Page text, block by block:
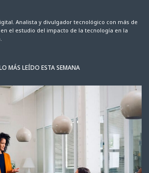
Analista y divulgador tecnológico con más de
el estudio del impacto de la tecnología en la
MÁS LEÍDO ESTA SEMANA